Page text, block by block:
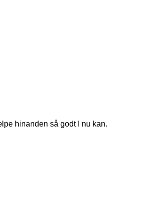
hinanden så godt I nu kan.